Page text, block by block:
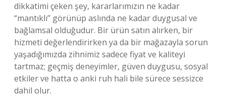
dikkatimi çeken şey, kararlarımızın ne kadar
“mantıklı” görünüp aslında ne kadar duygusal ve
bağlamsal olduğudur. Bir ürün satın alırken, bir
hizmeti değerlendirirken ya da bir mağazayla sorun
yaşadığımızda zihnimiz sadece fiyat ve kaliteyi
tartmaz; geçmiş deneyimler, güven duygusu, sosyal
etkiler ve hatta o anki ruh hali bile sürece sessizce
dahil olur.